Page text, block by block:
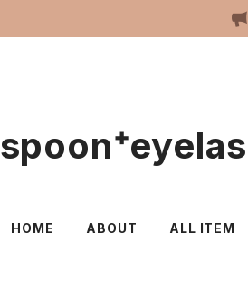
HOME ABOUT ALL ITEM